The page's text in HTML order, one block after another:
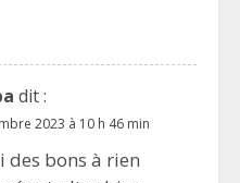
dit :
2023 à 10 h 46 min
des bons à rien